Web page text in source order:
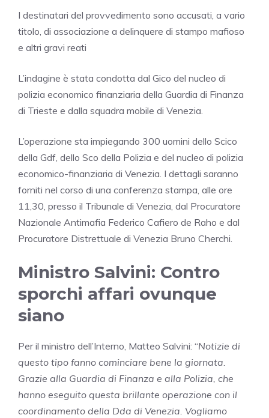
I destinatari del provvedimento sono accusati, a vario
titolo, di associazione a delinquere di stampo mafioso
e altri gravi reati
L’indagine è stata condotta dal Gico del nucleo di
polizia economico finanziaria della Guardia di Finanza
di Trieste e dalla squadra mobile di Venezia.
L’operazione sta impiegando 300 uomini dello Scico
della Gdf, dello Sco della Polizia e del nucleo di polizia
economico-finanziaria di Venezia. I dettagli saranno
forniti nel corso di una conferenza stampa, alle ore
11,30, presso il Tribunale di Venezia, dal Procuratore
Nazionale Antimafia Federico Cafiero de Raho e dal
Procuratore Distrettuale di Venezia Bruno Cherchi.
Ministro Salvini: Contro
sporchi affari ovunque
siano
Per il ministro dell’Interno, Matteo Salvini: “Notizie di
questo tipo fanno cominciare bene la giornata.
Grazie alla Guardia di Finanza e alla Polizia, che
hanno eseguito questa brillante operazione con il
coordinamento della Dda di Venezia. Vogliamo